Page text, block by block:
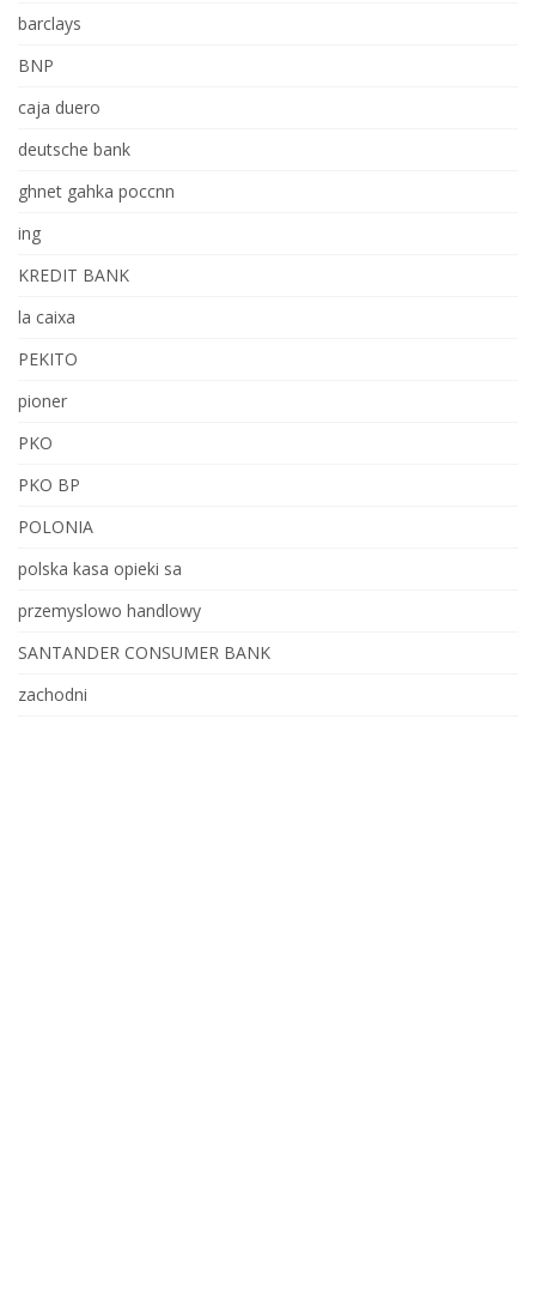
barclays
BNP
caja duero
deutsche bank
ghnet gahka poccnn
ing
KREDIT BANK
la caixa
PEKITO
pioner
PKO
PKO BP
POLONIA
polska kasa opieki sa
przemyslowo handlowy
SANTANDER CONSUMER BANK
zachodni